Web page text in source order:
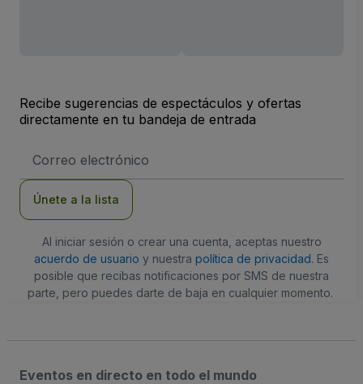
Recibe sugerencias de espectáculos y ofertas
directamente en tu bandeja de entrada
de
Únete a la lista
Al iniciar sesión o crear una cuenta, aceptas nuestro
acuerdo de usuario y nuestra política de privacidad. Es
posible que recibas notificaciones por SMS de nuestra
parte, pero puedes darte de baja en cualquier momento.
Eventos en directo en todo el mundo